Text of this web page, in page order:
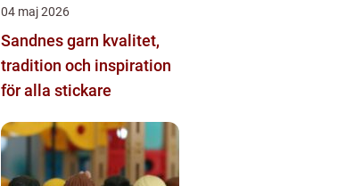
04 maj 2026
Sandnes garn kvalitet,
tradition och inspiration
för alla stickare